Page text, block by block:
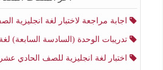
اجابة مراجعة لاختبار لغة انجليزية الصف الحادي
تدريبات الوحدة (السادسة السابعة) لغة انجليزية الصف
اختبار لغة انجليزية للصف الحادي عشر